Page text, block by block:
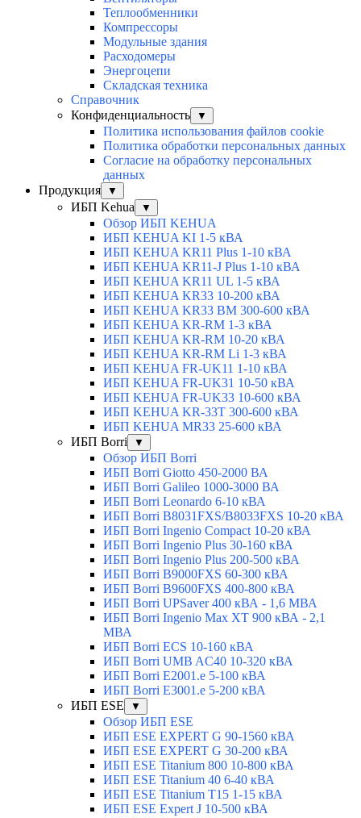
Теплообменники
Компрессоры
Модульные здания
Расходомеры
Энергоцепи
Складская техника
Справочник
Конфиденциальность
▼
Политика использования файлов cookie
Политика обработки персональных данных
Согласие на обработку персональных
данных
Продукция
▼
ИБП Kehua ▼
Обзор ИБП KEHUA
ИБП KEHUA KI 1-5 кВА
ИБП KEHUA KR11 Plus 1-10 кВА
ИБП KEHUA KR11-J Plus 1-10 кВА
ИБП KEHUA KR11 UL 1-5 кВА
ИБП KEHUA KR33 10-200 кВА
ИБП KEHUA KR33 BM 300-600 кВА
ИБП KEHUA KR-RM 1-3 кВА
ИБП KEHUA KR-RM 10-20 кВА
ИБП KEHUA KR-RM Li 1-3 кВА
ИБП KEHUA FR-UK11 1-10 кВА
ИБП KEHUA FR-UK31 10-50 кВА
ИБП KEHUA FR-UK33 10-600 кВА
ИБП KEHUA KR-33T 300-600 кВА
ИБП KEHUA MR33 25-600 кВА
ИБП Borri
▼
Обзор ИБП Borri
ИБП Borri Giotto 450-2000 ВА
ИБП Borri Galileo 1000-3000 ВА
ИБП Borri Leonardo 6-10 кВА
ИБП Borri B8031FXS/B8033FXS 10-20 кВА
ИБП Borri Ingenio Compact 10-20 кВА
ИБП Borri Ingenio Plus 30-160 кВА
ИБП Borri Ingenio Plus 200-500 кВА
ИБП Borri B9000FXS 60-300 кВА
ИБП Borri B9600FXS 400-800 кВА
ИБП Borri UPSaver 400 кВА - 1,6 МВА
ИБП Borri Ingenio Max XT 900 кВА - 2,1
МВА
ИБП Borri ECS 10-160 кВА
ИБП Borri UMB AC40 10-320 кВА
ИБП Borri E2001.e 5-100 кВА
ИБП Borri E3001.e 5-200 кВА
ИБП ESE
▼
Обзор ИБП ESE
ИБП ESE EXPERT G 90-1560 кВА
ИБП ESE EXPERT G 30-200 кВА
ИБП ESE Titanium 800 10-800 кВА
ИБП ESE Titanium 40 6-40 кВА
ИБП ESE Titanium T15 1-15 кВА
ИБП ESE Expert J 10-500 кВА